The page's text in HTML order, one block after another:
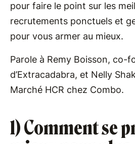
pour faire le point sur les
recrutements ponctuels et
pour vous armer au mieux.
Parole à Remy Boisson, co-
d’Extracadabra, et Nelly
Marché HCR chez Combo.
1) Comment se